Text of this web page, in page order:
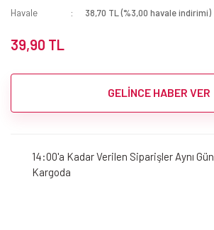
Havale
38,70 TL (%3,00 havale indirimi)
39,90 TL
GELİNCE HABER VER
14:00'a Kadar Verilen Siparişler Aynı Gün
Kargoda